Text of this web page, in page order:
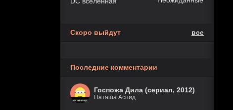
Скоро выйдут все
Последние комментарии
Госпожа Дила (сериал, 2012)
Наташа Аспид